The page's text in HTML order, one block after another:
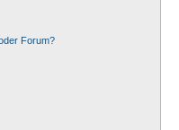
Forum?